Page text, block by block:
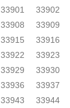
33901 33902
33908 33909
33915 33916
33922 33923
33929 33930
33936 33937
33943 33944